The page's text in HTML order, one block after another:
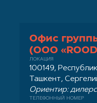
Офис
(ООО
ЛОКАЦИЯ
100149,
Ташкент,
Ориентир:
ТЕЛЕФОННЫЙ НОМЕР